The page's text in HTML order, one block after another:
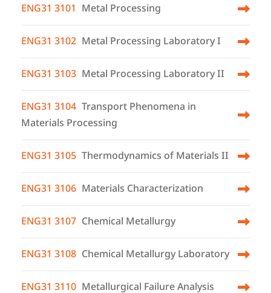
ENG31 3101 Metal Processing
ENG31 3102 Metal Processing Laboratory I
ENG31 3103 Metal Processing Laboratory II
ENG31 3104 Transport Phenomena in
Materials Processing
ENG31 3105 Thermodynamics of Materials II
ENG31 3106 Materials Characterization
ENG31 3107 Chemical Metallurgy
ENG31 3108 Chemical Metallurgy Laboratory
ENG31 3110 Metallurgical Failure Analysis